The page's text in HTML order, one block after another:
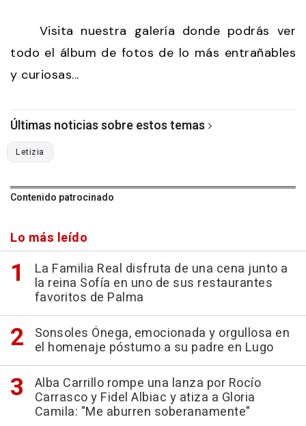
Visita nuestra galería donde podrás ver
todo el álbum de fotos de lo más entrañables
y curiosas...
Últimas noticias sobre estos temas
Letizia
Contenido patrocinado
Lo más leído
La Familia Real disfruta de una cena junto a
la reina Sofía en uno de sus restaurantes
favoritos de Palma
Sonsoles Ónega, emocionada y orgullosa en
el homenaje póstumo a su padre en Lugo
Alba Carrillo rompe una lanza por Rocío
Carrasco y Fidel Albiac y atiza a Gloria
Camila: "Me aburren soberanamente"